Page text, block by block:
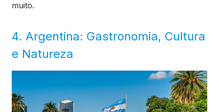
muito.
4. Argentina: Gastronomia, Cultura
e Natureza